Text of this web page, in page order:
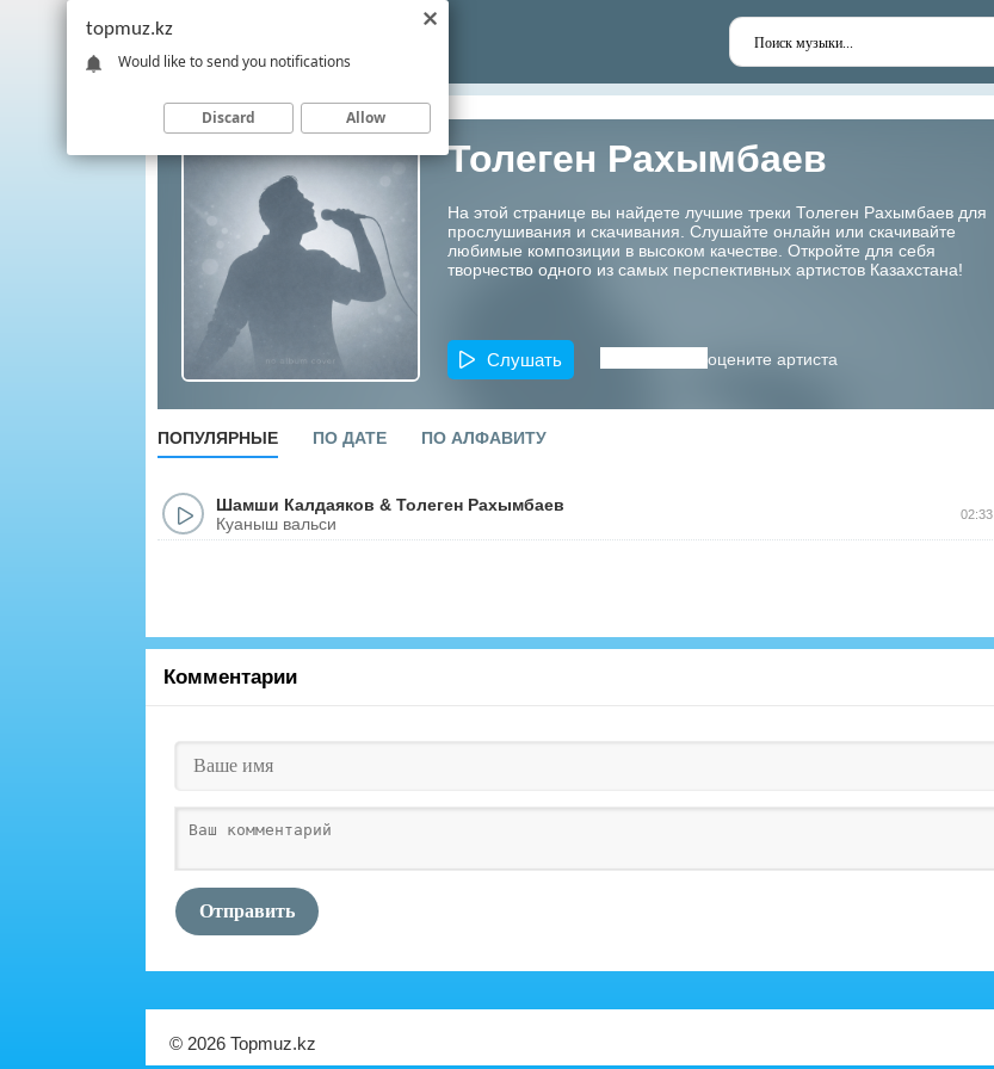
Толеген Рахымбаев
На этой странице вы найдете лучшие треки Толеген Рахымбаев для
прослушивания и скачивания. Слушайте онлайн или скачивайте
любимые композиции в высоком качестве. Откройте для себя
творчество одного из самых перспективных артистов Казахстана!
Слушать оцените артиста
ПОПУЛЯРНЫЕ ПО ДАТЕ ПО АЛФАВИТУ
Шамши Калдаяков & Толеген Рахымбаев
Куаныш вальси
02:33
Комментарии
Отправить
© 2026 Topmuz.kz
topmuz.kz
Would like to send you notifications
Discard Allow